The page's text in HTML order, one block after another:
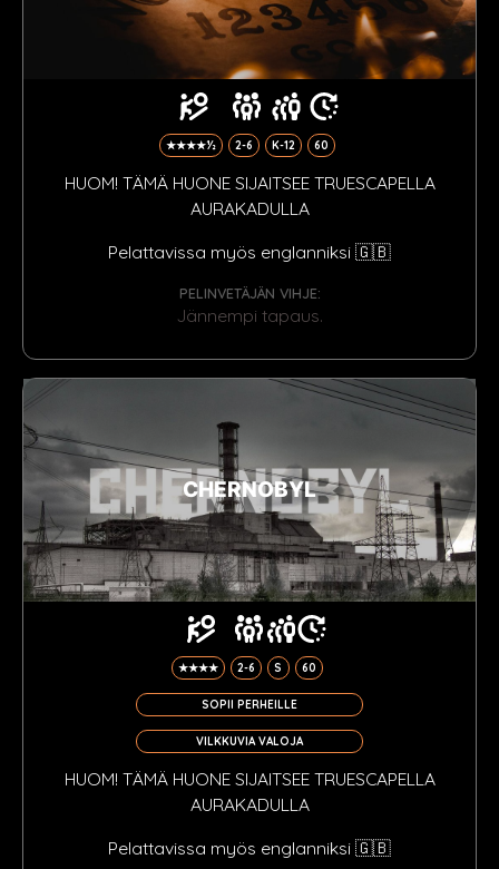
★★★★½ 2-6 K-12 60
HUOM! TÄMÄ HUONE SIJAITSEE TRUESCAPELLA
AURAKADULLA
Pelattavissa myös englanniksi 🇬🇧
PELINVETÄJÄN VIHJE:
Jännempi tapaus.
CHERNOBYL
★★★★ 2-6 S 60
SOPII PERHEILLE
VILKKUVIA VALOJA
HUOM! TÄMÄ HUONE SIJAITSEE TRUESCAPELLA
AURAKADULLA
Pelattavissa myös englanniksi 🇬🇧